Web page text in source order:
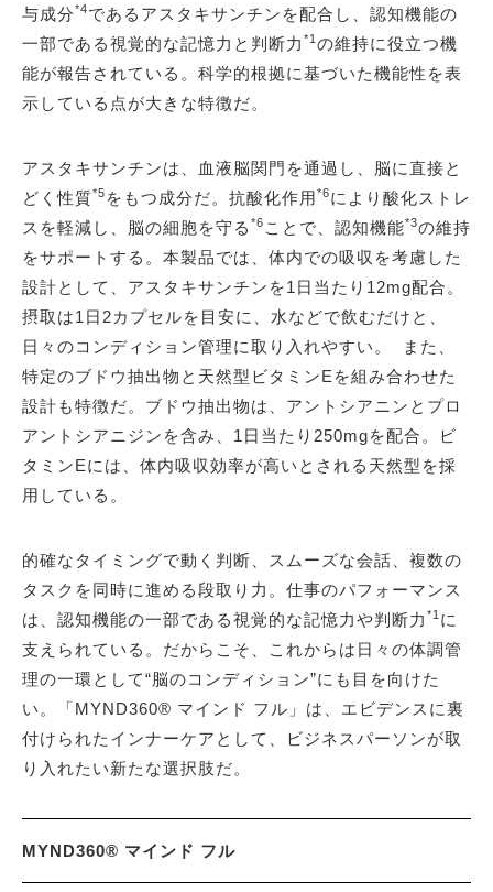
与成分*4であるアスタキサンチンを配合し、認知機能の
一部である視覚的な記憶力と判断力 *1 の維持に役立つ機
能が報告されている。科学的根拠に基づいた機能性を表
示している点が大きな特徴だ。
アスタキサンチンは、血液脳関門を通過し、脳に直接と
どく性質*5 をもつ成分だ。抗酸化作用*6により酸化ストレ
スを軽減し、脳の細胞を守る *6 ことで、認知機能*3の維持
をサポートする。本製品では、体内での吸収を考慮した
設計として、アスタキサンチンを1日当たり12mg配合。
摂取は1日2カプセルを目安に、水などで飲むだけと、
日々のコンディション管理に取り入れやすい。 また、
特定のブドウ抽出物と天然型ビタミンEを組み合わせた
設計も特徴だ。ブドウ抽出物は、アントシアニンとプロ
アントシアニジンを含み、1日当たり250mgを配合。ビ
タミンEには、体内吸収効率が高いとされる天然型を採
用している。
的確なタイミングで動く判断、スムーズな会話、複数の
タスクを同時に進める段取り力。仕事のパフォーマンス
は、認知機能の一部である視覚的な記憶力や判断力 *1 に
支えられている。だからこそ、これからは日々の体調管
理の一環として“脳のコンディション”にも目を向けた
い。「MYND360® マインド フル」は、エビデンスに裏
付けられたインナーケアとして、ビジネスパーソンが取
り入れたい新たな選択肢だ。
MYND360® マインド フル